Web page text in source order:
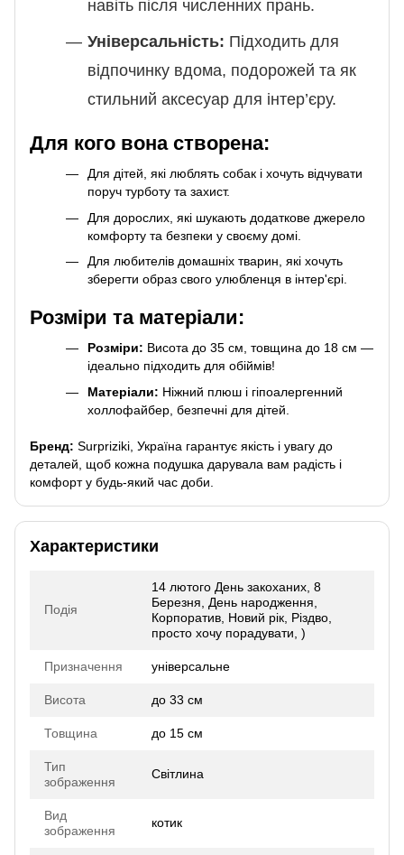
навіть після численних прань.
Універсальність: Підходить для
відпочинку вдома, подорожей та як
стильний аксесуар для інтер’єру.
Для кого вона створена:
Для дітей, які люблять собак і хочуть відчувати
поруч турботу та захист.
Для дорослих, які шукають додаткове джерело
комфорту та безпеки у своєму домі.
Для любителів домашніх тварин, які хочуть
зберегти образ свого улюбленця в інтер'єрі.
Розміри та матеріали:
Розміри: Висота до 35 см, товщина до 18 см —
ідеально підходить для обіймів!
Матеріали: Ніжний плюш і гіпоалергенний
холлофайбер, безпечні для дітей.
Бренд: Surpriziki, Україна гарантує якість і увагу до
деталей, щоб кожна подушка дарувала вам радість і
комфорт у будь-який час доби.
Характеристики
Подія
14 лютого День закоханих, 8
Березня, День народження,
Корпоратив, Новий рік, Різдво,
просто хочу порадувати, )
Призначення універсальне
Висота до 33 см
Товщина до 15 см
Тип
зображення
Світлина
Вид
зображення
котик